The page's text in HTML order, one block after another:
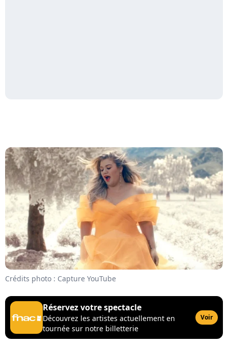
Crédits photo : Capture YouTube
Réservez votre spectacle
Découvrez les artistes actuellement en
tournée sur notre billetterie
Voir